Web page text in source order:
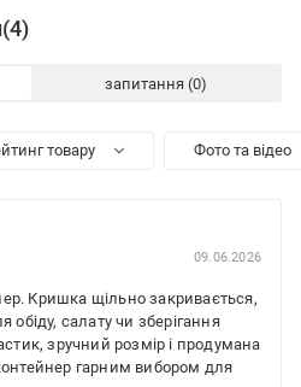
(4)
запитання
товару Фото та відео
09.06.2026
Кришка щільно закривається,
обіду, салату чи зберігання
зручний розмір і продумана
гарним вибором для